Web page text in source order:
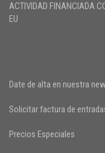
ACTIVIDAD FINANCIADA
EU
Date de alta en nuestra
Solicitar factura de
Precios Especiales